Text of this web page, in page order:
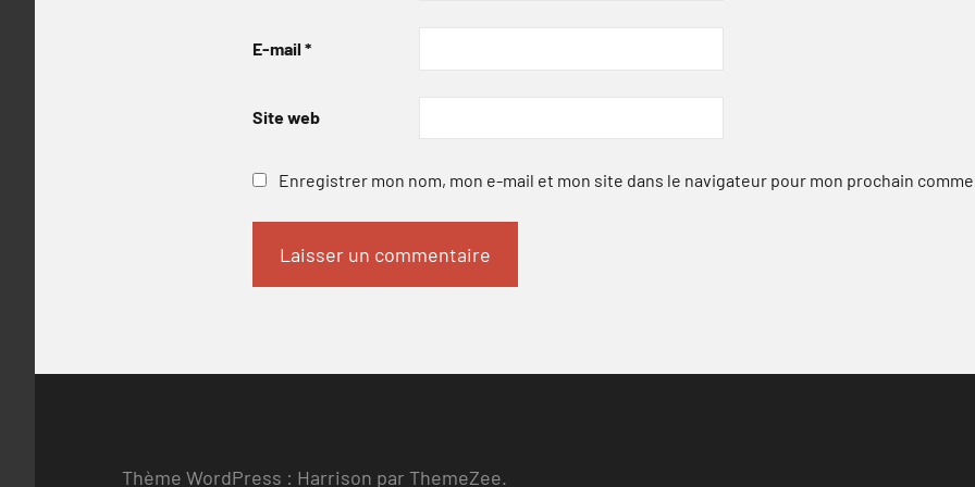
E-mail *
Site web
Enregistrer mon nom, mon e-mail et mon site dans le navigateur pour mon prochain
Thème WordPress : Harrison par ThemeZee.